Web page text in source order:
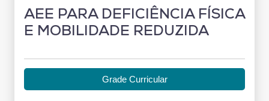
AEE PARA DEFICIÊNCIA FÍSICA
E MOBILIDADE REDUZIDA
Grade Curricular